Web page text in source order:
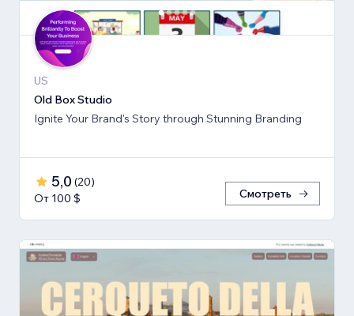
US
Old Box Studio
Ignite Your Brand's Story through Stunning Branding
5,0 (20)
От 100 $
Смотреть